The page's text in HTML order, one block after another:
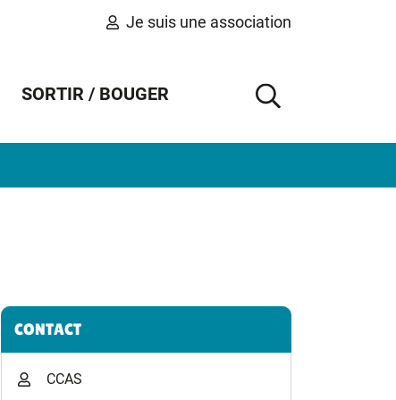
Je suis une association
SORTIR / BOUGER
AFFICHER
Informations complémentaires
CONTACT
CCAS